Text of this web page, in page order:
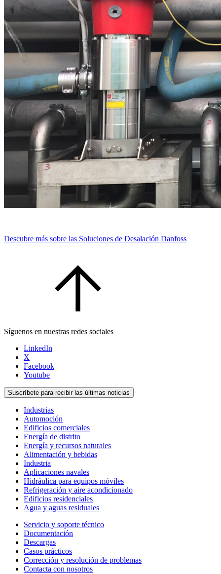
Descubre más sobre las Soluciones de Desalación Danfoss
Síguenos en nuestras redes sociales
LinkedIn
X
Facebook
Youtube
Suscríbete para recibir las últimas noticias
Industrias
Automoción
Edificios comerciales
Energía de distrito
Energía y recursos naturales
Alimentación y bebidas
Industria
Aplicaciones navales
Hidráulica para equipos móviles
Refrigeración y aire acondicionado
Edificios residenciales
Agua y aguas residuales
Servicio y soporte técnico
Documentación
Descargas
Casos prácticos
Corrección y resolución de problemas
Contacta con nosotros